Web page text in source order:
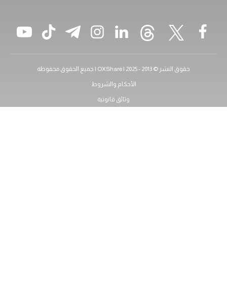
حقوق النشر © 2013 - 2025 | OXShare | جميع الحقوق محفوظة
الأحكام والشروط
وثائق قانونية